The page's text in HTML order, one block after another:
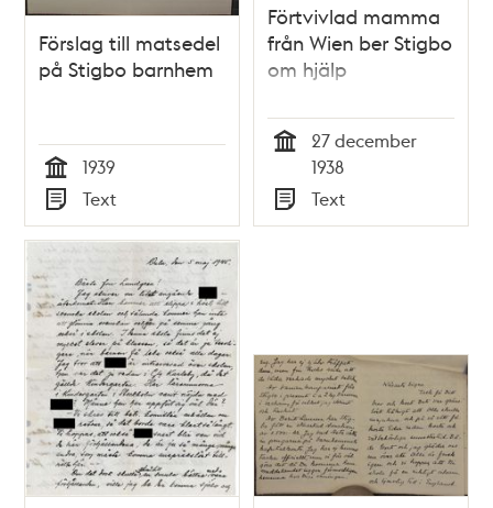
Förslag till matsedel
på Stigbo barnhem
Tid
1939
Typ
Text
Förtvivlad mamma
från Wien ber Stigbo
om hjälp
27 december
1938
Typ
Text